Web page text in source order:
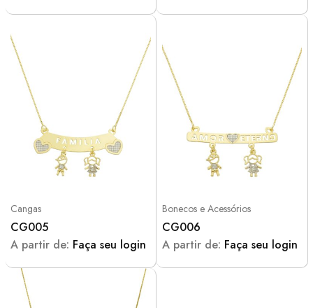
Cangas
CG005
A partir de: Faça seu login
Bonecos e Acessórios
CG006
A partir de: Faça seu login